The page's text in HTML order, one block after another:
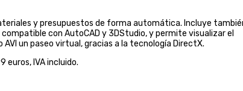
y presupuestos de forma automática. Incluye
con AutoCAD y 3DStudio, y permite visualizar el
un paseo virtual, gracias a la tecnología DirectX.
euros, IVA incluido.